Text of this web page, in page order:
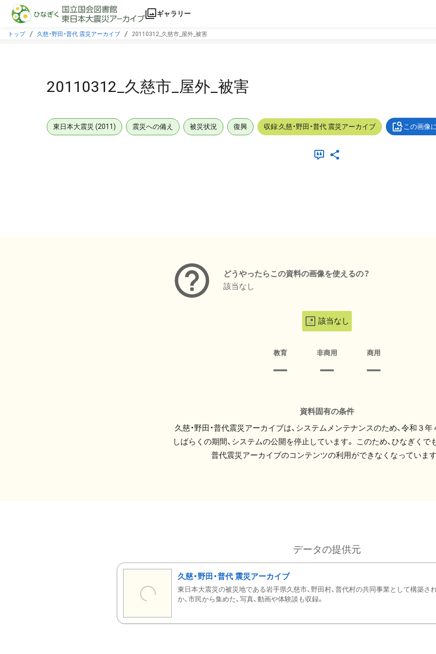
本文に飛ぶ
ギャラリー
トップ 久慈・野田・普代 震災アーカイブ 20110312_久慈市_屋外_被害
20110312_久慈市_屋外_被害
東日本大震災 (2011) 震災への備え 被災状況 復興 収録:久慈・野田・普代 震災アーカイブ この画像
どうやったらこの資料の画像を使えるの？
該当なし
該当なし
教育 非商用 商用
資料固有の条件
久慈・野田・普代震災アーカイブは、システムメンテナンスのため、令和３
しばらくの期間、システムの公開を停止しています。 このため、ひなぎくでも
普代震災アーカイブのコンテンツの利用ができなくなっています
データの提供元
久慈・野田・普代 震災アーカイブ
東日本大震災の被災地である岩手県久慈市、野田村、普代村の共同事業として構築さ
か、市民から集めた、写真、動画や体験談も収録。